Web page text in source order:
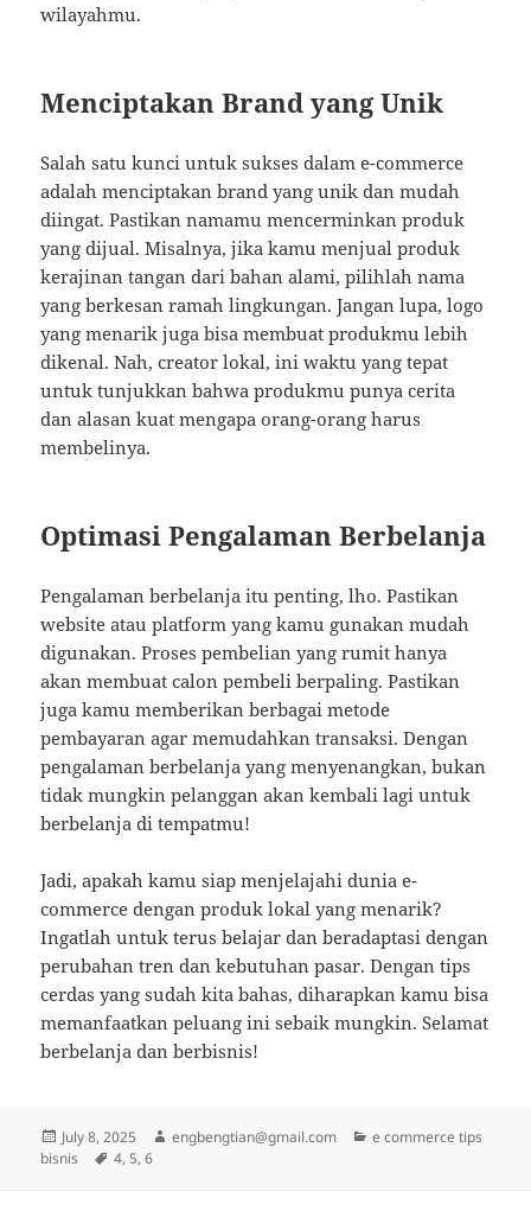
wilayahmu.
Menciptakan Brand yang Unik
Salah satu kunci untuk sukses dalam e-commerce
adalah menciptakan brand yang unik dan mudah
diingat. Pastikan namamu mencerminkan produk
yang dijual. Misalnya, jika kamu menjual produk
kerajinan tangan dari bahan alami, pilihlah nama
yang berkesan ramah lingkungan. Jangan lupa, logo
yang menarik juga bisa membuat produkmu lebih
dikenal. Nah, creator lokal, ini waktu yang tepat
untuk tunjukkan bahwa produkmu punya cerita
dan alasan kuat mengapa orang-orang harus
membelinya.
Optimasi Pengalaman Berbelanja
Pengalaman berbelanja itu penting, lho. Pastikan
website atau platform yang kamu gunakan mudah
digunakan. Proses pembelian yang rumit hanya
akan membuat calon pembeli berpaling. Pastikan
juga kamu memberikan berbagai metode
pembayaran agar memudahkan transaksi. Dengan
pengalaman berbelanja yang menyenangkan, bukan
tidak mungkin pelanggan akan kembali lagi untuk
berbelanja di tempatmu!
Jadi, apakah kamu siap menjelajahi dunia e-
commerce dengan produk lokal yang menarik?
Ingatlah untuk terus belajar dan beradaptasi dengan
perubahan tren dan kebutuhan pasar. Dengan tips
cerdas yang sudah kita bahas, diharapkan kamu bisa
memanfaatkan peluang ini sebaik mungkin. Selamat
berbelanja dan berbisnis!
Posted
on
July 8, 2025 Author
engbengtian@gmail.com Categories
e commerce tips
bisnis
Tags
4,5,6